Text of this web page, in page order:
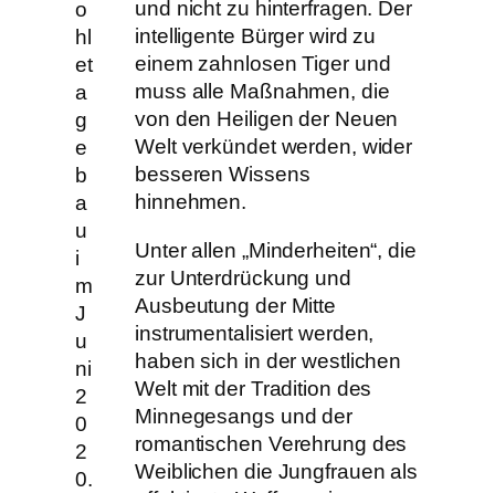
o
hl
et
a
g
e
b
a
u
i
m
J
u
ni
2
0
2
0.
und nicht zu hinterfragen. Der
intelligente Bürger wird zu
einem zahnlosen Tiger und
muss alle Maßnahmen, die
von den Heiligen der Neuen
Welt verkündet werden, wider
besseren Wissens
hinnehmen.
Unter allen „Minderheiten“, die
zur Unterdrückung und
Ausbeutung der Mitte
instrumentalisiert werden,
haben sich in der westlichen
Welt mit der Tradition des
Minnegesangs und der
romantischen Verehrung des
Weiblichen die Jungfrauen als